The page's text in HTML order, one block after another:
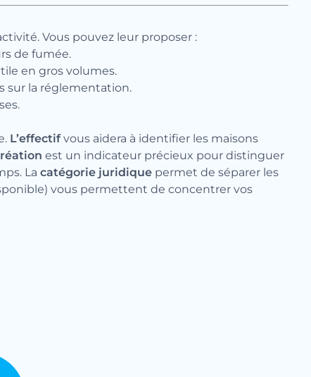
Vous pouvez leur proposer :
de fumée.
en gros volumes.
sur la réglementation.
L’effectifvous aidera à identifier les maisons
est un indicateur précieux pour distinguer
La catégorie juridique permet de séparer les
vous permettent de concentrer vos